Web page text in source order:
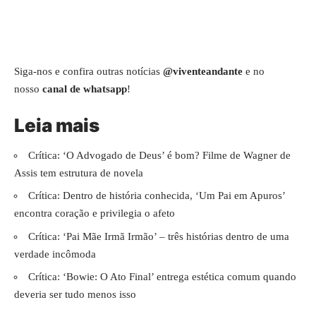
Siga-nos e confira outras notícias @viventeandante e no
nosso canal de whatsapp!
Leia mais
Crítica: ‘O Advogado de Deus’ é bom? Filme de Wagner de
Assis tem estrutura de novela
Crítica: Dentro de história conhecida, ‘Um Pai em Apuros’
encontra coração e privilegia o afeto
Crítica: ‘Pai Mãe Irmã Irmão’ – três histórias dentro de uma
verdade incômoda
Crítica: ‘Bowie: O Ato Final’ entrega estética comum quando
deveria ser tudo menos isso